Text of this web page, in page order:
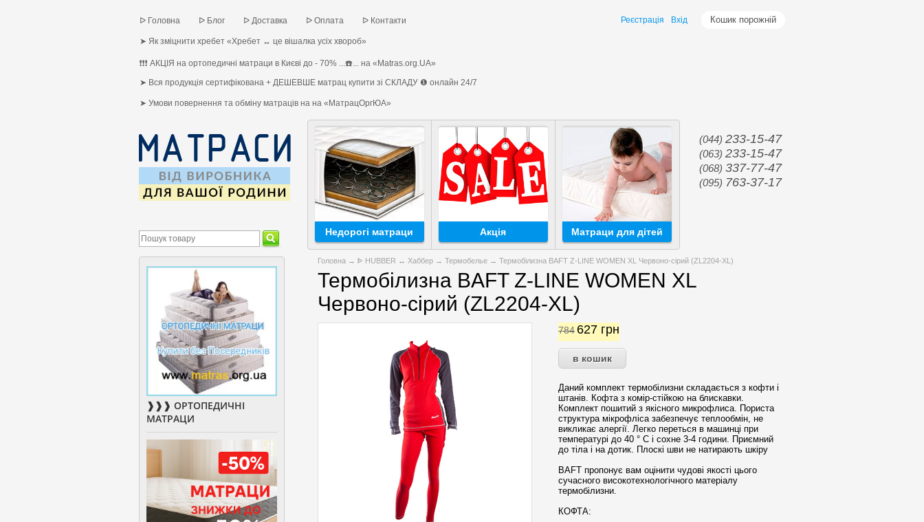
ᐅ Головна ᐅ Блог ᐅ Доставка ᐅ Оплата ᐅ Контакти
➤ Як зміцнити хребет «Хребет ↔ це вішалка усіх хвороб»
❗❗❗ АКЦІЯ на ортопедичні матраци в Києві до - 70% ...☎️... на «Matras.org.UA»
➤ Вся продукція сертифікована + ДЕШЕВШЕ матрац купити зі СКЛАДУ ❶ онлайн 24/7
➤ Умови повернення та обміну матраців на на «МатрацОргЮА»
Кошик порожній
Реєстрація Вхід
(044) 233-15-47
(063) 233-15-47
(068) 337-77-47
(095) 763-37-17
Недорогі матраци Акція Матраци для дітей
Головна → ᐈ HUBBER ↔ Хаббер → Термобелье → Термобілизна BAFT Z-LINE WOMEN XL Червоно-сірий (ZL2204-XL)
Термобілизна BAFT Z-LINE WOMEN XL
Червоно-сірий (ZL2204-XL)
784 627 грн
Даний комплект термобілизни складається з кофти і
штанів. Кофта з комір-стійкою на блискавки.
Комплект пошитий з якісного микрофлиса. Пориста
структура мікрофліса забезпечує теплообмін, не
викликає алергії. Легко переться в машинці при
температурі до 40 ° С і сохне 3-4 години. Приємний
до тіла і на дотик. Плоскі шви не натирають шкіру
BAFT пропонує вам оцінити чудові якості цього
сучасного високотехнологічного матеріалу
термобілизни.
КОФТА:
❱❱❱ ОРТОПЕДИЧНІ
МАТРАЦИ